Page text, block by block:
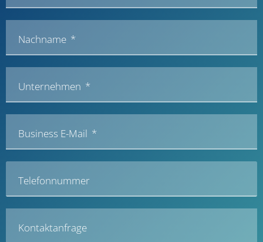
Nachname
Unternehmen
Business E-Mail
Telefonnummer
Kontaktanfrage